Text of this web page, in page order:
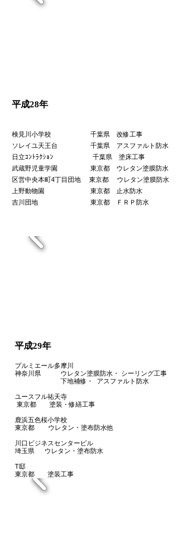
平成28年
検見川小学校 千葉県 改修工事
ソレイユ天王台 千葉県 アスファルト防水
日立ｺﾝﾄﾗｸｼｮﾝ 千葉県 塗床工事
武蔵野児童学園 東京都 ウレタン塗膜防水
区営中央本町4丁目団地 東京都 ウレタン塗膜防水
​上野動物園 東京都 止水防水
​吉川団地 東京都 ＦＲＰ防水
平成29年
プルミエール多摩川
神奈川県 ウレタン塗膜防水・ シーリング工事
下地補修・ アスファルト防水
ユースフル祐天寺
東京都 塗装・修繕工事
鹿浜五色桜小学校
東京都 ウレタン・塗布防水他
川口ビジネスセンタービル
埼玉県 ウレタン・塗布防水
​T邸
東京都 塗装工事